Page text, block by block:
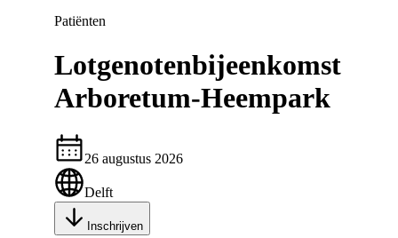
Patiënten
Lotgenotenbijeenkomst
Arboretum-Heempark
26 augustus 2026
Delft
Inschrijven